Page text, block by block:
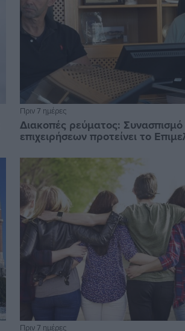
Πριν 7 ημέρες
Διακοπές ρεύματος:
επιχειρήσεων προτείνει το
Πριν 7 ημέρες